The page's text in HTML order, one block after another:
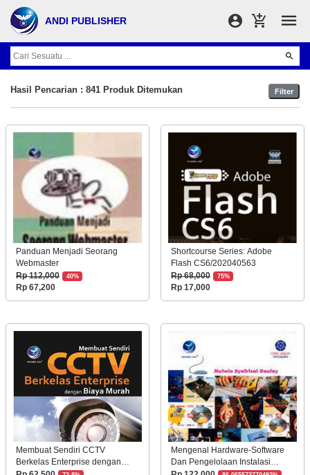
ANDI PUBLISHER
Filter
Hasil Pencarian : 841 Produk Ditemukan
Panduan Menjadi Seorang
Webmaster
Rp 112,000
40%
Rp 67,200
Shortcourse Series: Adobe
Flash CS6/202040563
Rp 68,000
75%
Rp 17,000
Membuat Sendiri CCTV
Berkelas Enterprise dengan
Mengenal Hardware-Software
Dan Pengelolaan Instalasi